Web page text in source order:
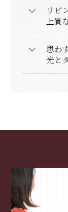
リビ
上質
思わ
光と